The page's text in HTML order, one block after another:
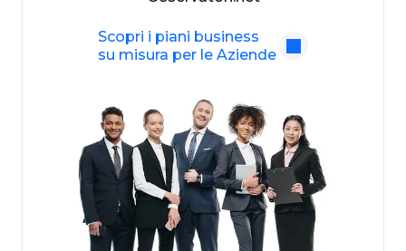
Scopri i piani business
su misura per le Aziende